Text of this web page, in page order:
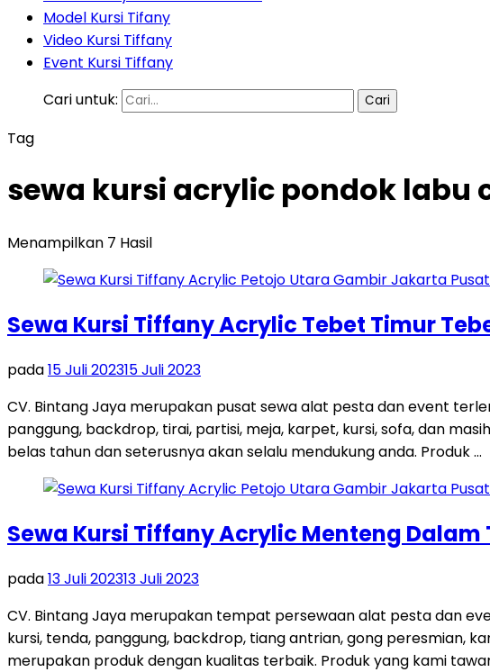
Model Kursi Tifany
Video Kursi Tiffany
Event Kursi Tiffany
Cari untuk:
Tag
sewa kursi acrylic pondok
Menampilkan 7 Hasil
Sewa Kursi Tiffany Acrylic Tebet Timur
pada15 Juli 202315 Juli 2023
CV. Bintang Jaya merupakan pusat sewa alat pesta dan event
panggung, backdrop, tirai, partisi, meja, karpet, kursi, sofa, dan
belas tahun dan seterusnya akan selalu mendukung anda. Produk …
Sewa Kursi Tiffany Acrylic Menteng
pada13 Juli 202313 Juli 2023
CV. Bintang Jaya merupakan tempat persewaan alat pesta dan
kursi, tenda, panggung, backdrop, tiang antrian, gong peresmian,
merupakan produk dengan kualitas terbaik. Produk yang kami